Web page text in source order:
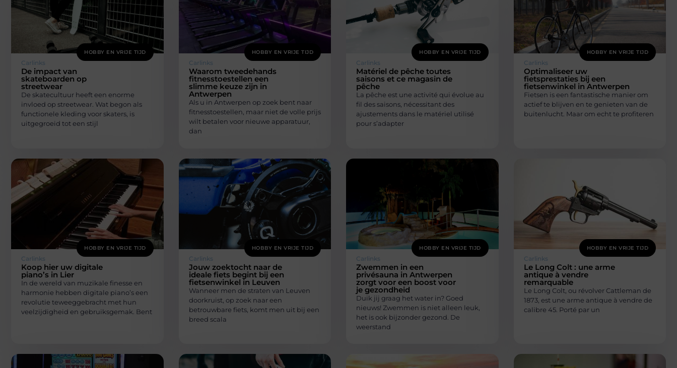
HOBBY EN VRIJE TIJD
Carlinks
De impact van
skateboarden op
streetwear
De skatecultuur heeft een enorme
invloed op streetwear. Wat begon als
functionele kleding voor skaters, is
uitgegroeid tot een stijl
HOBBY EN VRIJE TIJD
Carlinks
Waarom tweedehands
fitnesstoestellen een
slimme keuze zijn in
Antwerpen
Als u in Antwerpen op zoek bent naar
fitnesstoestellen, maar niet de volle prijs
wilt betalen voor nieuwe apparatuur,
dan
HOBBY EN VRIJE TIJD
Carlinks
Matériel de pêche toutes
saisons et ce magasin de
pêche
La pêche est une activité qui évolue au
fil des saisons, nécessitant des
ajustements dans le matériel utilisé
pour s’adapter
HOBBY EN VRIJE TIJD
Carlinks
Optimaliseer uw
fietsprestaties bij een
fietsenwinkel in Antwerpen
Fietsen is een fantastische manier om
actief te blijven en te genieten van de
buitenlucht. Maar om echt te profiteren
HOBBY EN VRIJE TIJD
Carlinks
Koop hier uw digitale
piano’s in Lier
In de wereld van muzikale finesse en
harmonie hebben digitale piano’s een
revolutie teweeggebracht met hun
veelzijdigheid en gebruiksgemak. Bent
HOBBY EN VRIJE TIJD
Carlinks
Jouw zoektocht naar de
ideale fiets begint bij een
fietsenwinkel in Leuven
Wanneer men de straten van Leuven
doorkruist, op zoek naar een
betrouwbare fiets, komt men uit bij een
breed scala
HOBBY EN VRIJE TIJD
Carlinks
Zwemmen in een
privésauna in Antwerpen
zorgt voor een boost voor
je gezondheid
Duik jij graag het water in? Goed
nieuws! Zwemmen is niet alleen leuk,
het is ook bijzonder gezond. De
weerstand
HOBBY EN VRIJE TIJD
Carlinks
Le Long Colt : une arme
antique à vendre
remarquable
Le Long Colt, ou révolver Cattleman de
1873, est une arme antique à vendre de
calibre 45. Porté par un